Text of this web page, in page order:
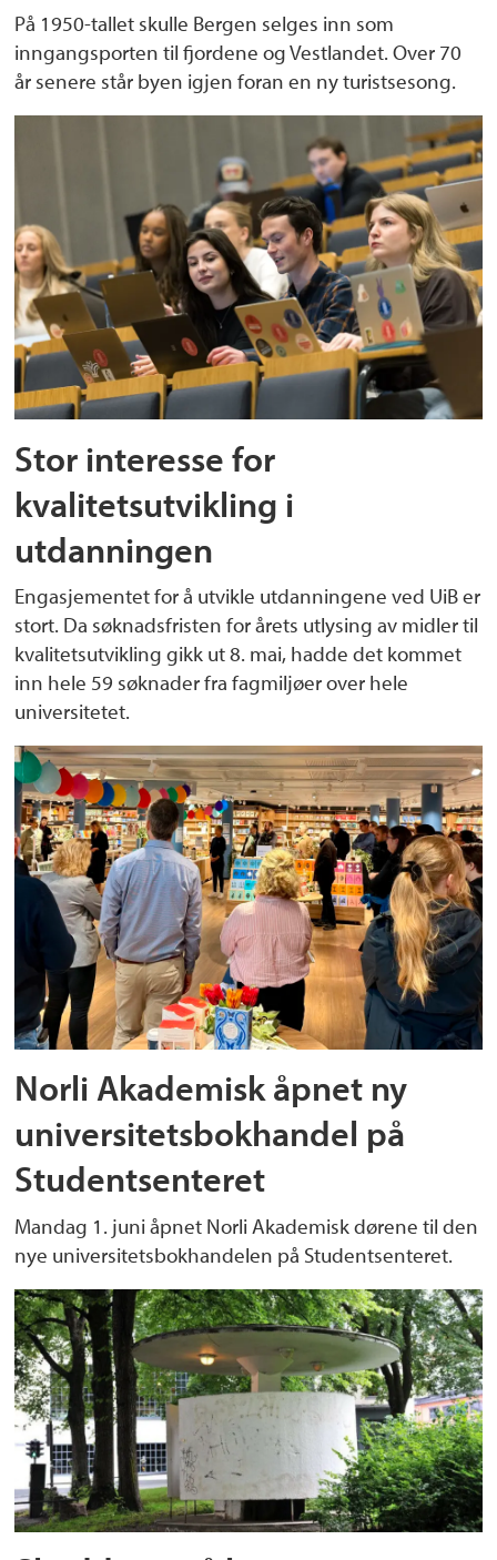
På 1950-tallet skulle Bergen selges inn som
inngangsporten til fjordene og Vestlandet. Over 70
år senere står byen igjen foran en ny turistsesong.
Stor interesse for
kvalitetsutvikling i
utdanningen
Engasjementet for å utvikle utdanningene ved UiB er
stort. Da søknadsfristen for årets utlysing av midler til
kvalitetsutvikling gikk ut 8. mai, hadde det kommet
inn hele 59 søknader fra fagmiljøer over hele
universitetet.
Norli Akademisk åpnet ny
universitetsbokhandel på
Studentsenteret
Mandag 1. juni åpnet Norli Akademisk dørene til den
nye universitetsbokhandelen på Studentsenteret.